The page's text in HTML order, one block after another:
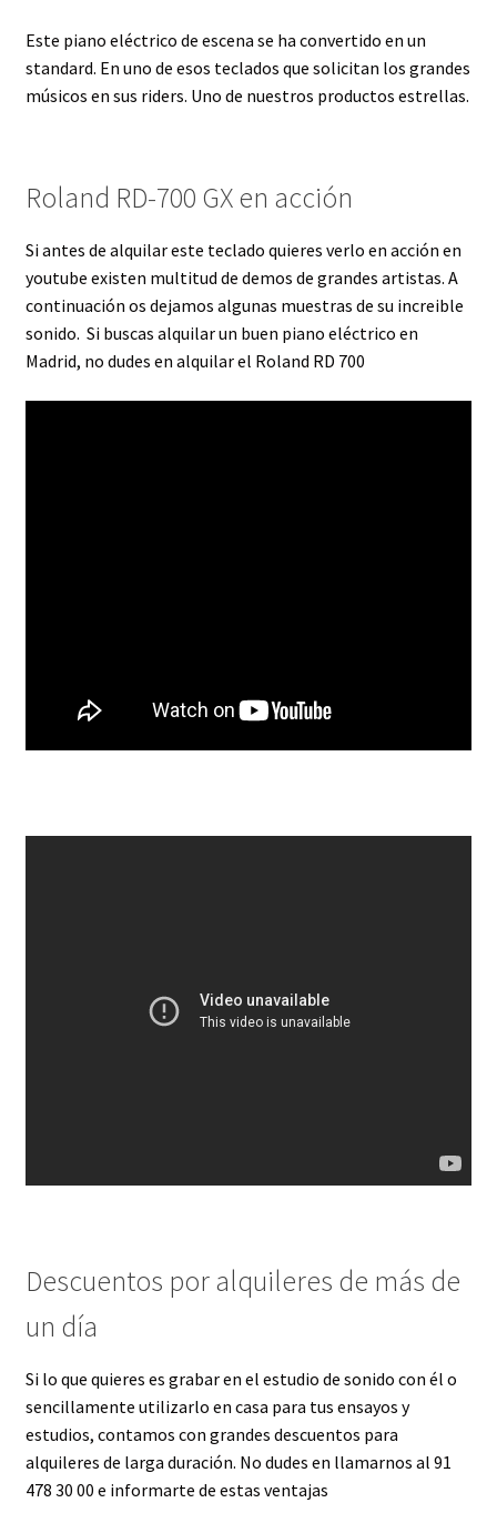
Este piano eléctrico de escena se ha convertido en un
standard. En uno de esos teclados que solicitan los grandes
músicos en sus riders. Uno de nuestros productos estrellas.
Roland RD-700 GX en acción
Si antes de alquilar este teclado quieres verlo en acción en
youtube existen multitud de demos de grandes artistas. A
continuación os dejamos algunas muestras de su increible
sonido. Si buscas alquilar un buen piano eléctrico en
Madrid, no dudes en alquilar el Roland RD 700
Descuentos por alquileres de más de
un día
Si lo que quieres es grabar en el estudio de sonido con él o
sencillamente utilizarlo en casa para tus ensayos y
estudios, contamos con grandes descuentos para
alquileres de larga duración. No dudes en llamarnos al 91
478 30 00 e informarte de estas ventajas